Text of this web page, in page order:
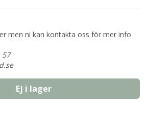
men ni kan kontakta oss för mer info
57
Ej i lager